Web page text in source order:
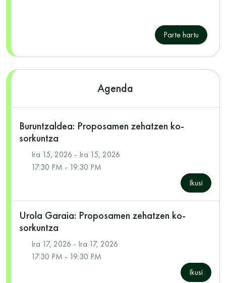
Parte hartu
Agenda
Buruntzaldea: Proposamen zehatzen ko-
sorkuntza
Ira 15, 2026 - Ira 15, 2026
17:30 PM - 19:30 PM
Ikusi
Urola Garaia: Proposamen zehatzen ko-
sorkuntza
Ira 17, 2026 - Ira 17, 2026
17:30 PM - 19:30 PM
Ikusi